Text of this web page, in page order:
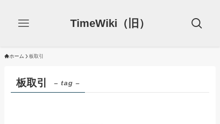
TimeWiki（旧）
ホーム 板取引
板取引 – tag –